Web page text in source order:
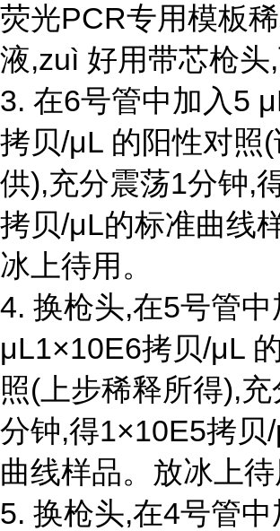
荧光PCR专用模板
液,zuì 好用带芯枪头,
3. 在6号管中加入5
拷贝/μL 的阳性对照
供),充分震荡1分钟,
拷贝/μL的标准曲线
冰上待用。
4. 换枪头,在5号管中
μL1×10E6拷贝/μL
照(上步稀释所得),
分钟,得1×10E5拷贝
曲线样品。放冰上待
5. 换枪头,在4号管中